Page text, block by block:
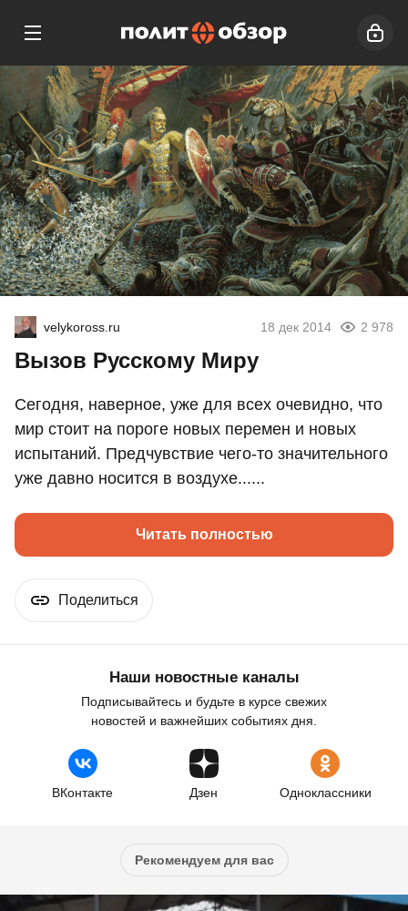
velykoross.ru 18 дек 2014 2 978
Вызов Русскому Миру
Сегодня, наверное, уже для всех очевидно, что
мир стоит на пороге новых перемен и новых
испытаний. Предчувствие чего-то значительного
уже давно носится в воздухе......
Читать полностью
Поделиться
Наши новостные каналы
Подписывайтесь и будьте в курсе свежих
новостей и важнейших событиях дня.
ВКонтакте Дзен Одноклассники
Рекомендуем для вас